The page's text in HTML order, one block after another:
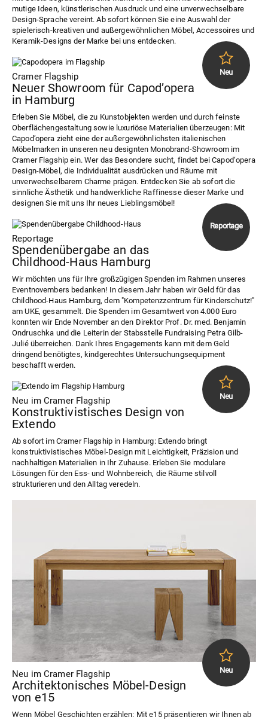
mutige Ideen, künstlerischen Ausdruck und eine unverwechselbare
Design-Sprache vereint. Ab sofort können Sie eine Auswahl der
spielerisch-kreativen und außergewöhnlichen Möbel, Accessoires und
Keramik-Designs der Marke bei uns entdecken.
Cramer Flagship
Neuer Showroom für Capod’opera
in Hamburg
Erleben Sie Möbel, die zu Kunstobjekten werden und durch feinste
Oberflächengestaltung sowie luxuriöse Materialien überzeugen: Mit
Capod’opera zieht eine der außergewöhnlichsten italienischen
Möbelmarken in unseren neu designten Monobrand-Showroom im
Cramer Flagship ein. Wer das Besondere sucht, findet bei Capod‘opera
Design-Möbel, die Individualität ausdrücken und Räume mit
unverwechselbarem Charme prägen. Entdecken Sie ab sofort die
sinnliche Ästhetik und handwerkliche Raffinesse dieser Marke und
designen Sie mit uns Ihr neues Lieblingsmöbel!
Reportage
Spendenübergabe an das
Childhood-Haus Hamburg
Wir möchten uns für Ihre großzügigen Spenden im Rahmen unseres
Eventnovembers bedanken! In diesem Jahr haben wir Geld für das
Childhood-Haus Hamburg, dem "Kompetenzzentrum für Kinderschutz!"
am UKE, gesammelt. Die Spenden im Gesamtwert von 4.000 Euro
konnten wir Ende November an den Direktor Prof. Dr. med. Benjamin
Ondruschka und die Leiterin der Stabsstelle Fundraising Petra Gilb-
Julié überreichen. Dank Ihres Engagements kann mit dem Geld
dringend benötigtes, kindgerechtes Untersuchungsequipment
beschafft werden.
Neu im Cramer Flagship
Konstruktivistisches Design von
Extendo
Ab sofort im Cramer Flagship in Hamburg: Extendo bringt
konstruktivistisches Möbel-Design mit Leichtigkeit, Präzision und
nachhaltigen Materialien in Ihr Zuhause. Erleben Sie modulare
Lösungen für den Ess- und Wohnbereich, die Räume stilvoll
strukturieren und den Alltag veredeln.
Neu im Cramer Flagship
Architektonisches Möbel-Design
von e15
Wenn Möbel Geschichten erzählen: Mit e15 präsentieren wir Ihnen ab